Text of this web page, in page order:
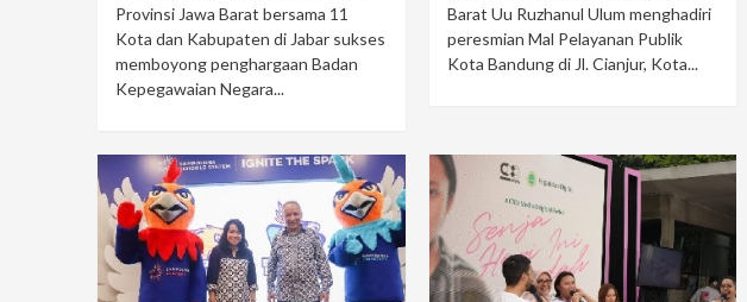
Provinsi Jawa Barat bersama 11
Kota dan Kabupaten di Jabar sukses
memboyong penghargaan Badan
Kepegawaian Negara...
Barat Uu Ruzhanul Ulum menghadiri
peresmian Mal Pelayanan Publik
Kota Bandung di Jl. Cianjur, Kota...